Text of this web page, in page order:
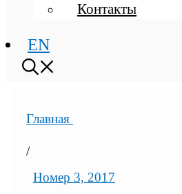
Контакты
EN
Главная
/
Номер 3, 2017